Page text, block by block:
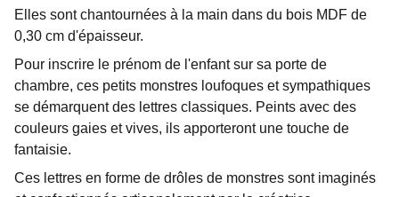
Elles sont chantournées à la main dans du bois MDF de
0,30 cm d'épaisseur.
Pour inscrire le prénom de l'enfant sur sa porte de
chambre, ces petits monstres loufoques et sympathiques
se démarquent des lettres classiques. Peints avec des
couleurs gaies et vives, ils apporteront une touche de
fantaisie.
Ces lettres en forme de drôles de monstres sont imaginés